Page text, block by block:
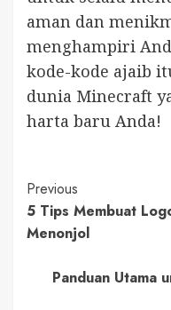
aman dan
menghampiri
kode-kode ajaib
dunia Minecraft
harta baru Anda!
Post
Navigation
Previous
5 Tips Membuat
Menonjol
Panduan Utama